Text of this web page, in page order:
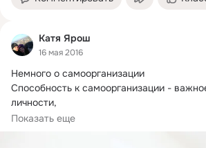
Катя Ярош
16 мая 2016
Немного о самоорганизации
Способность к самоорганизации -
личности,
которое существенно помогает в
Показать еще